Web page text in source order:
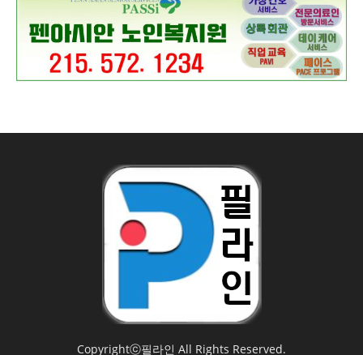
Copyrightⓒ필라인 All Rights Reserved.